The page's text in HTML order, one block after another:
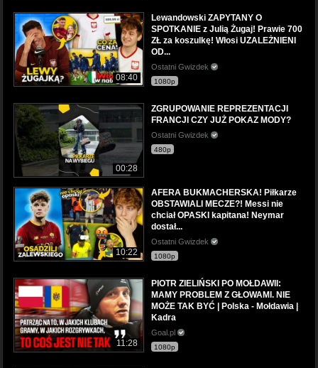
08:40
Lewandowski ZAPYTANY O
SPOTKANIE z Julią Żugaj! Prawie 700
ZŁ za koszulkę! Włosi UZALEŻNIENI
OD...
Ostatni Gwizdek
1080p
00:28
ZGRUPOWANIE REPREZENTACJI
FRANCJI CZY JUŻ POKAZ MODY?
Ostatni Gwizdek
480p
10:22
AFERA BUKMACHERSKA! Piłkarze
OBSTAWIALI MECZE?! Messi nie
chciał OPASKI kapitana! Neymar
dostał...
Ostatni Gwizdek
1080p
11:28
PIOTR ZIELIŃSKI PO MOŁDAWII:
MAMY PROBLEM Z GŁOWAMI. NIE
MOŻE TAK BYĆ | Polska - Mołdawia |
Kadra
Goal.pl
1080p